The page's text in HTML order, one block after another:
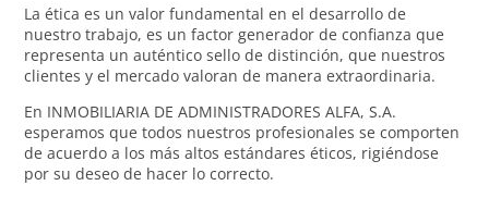
La ética es un valor fundamental en el desarrollo de
nuestro trabajo, es un factor generador de confianza que
representa un auténtico sello de distinción, que nuestros
clientes y el mercado valoran de manera extraordinaria.
En INMOBILIARIA DE ADMINISTRADORES ALFA, S.A.
esperamos que todos nuestros profesionales se comporten
de acuerdo a los más altos estándares éticos, rigiéndose
por su deseo de hacer lo correcto.